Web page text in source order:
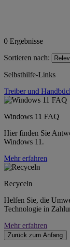
0 Ergebnisse
Sortieren nach:
Selbsthilfe-Links
Treiber und
Windows 11 FAQ
Hier finden Sie
Windows 11.
Mehr erfahren
Recyceln
Helfen Sie, die
Technologie in
Mehr erfahren
Zurück zum Anfang